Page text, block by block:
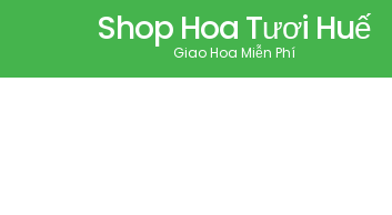
Shop Hoa Tươi Huế
Giao Hoa Miễn Phí